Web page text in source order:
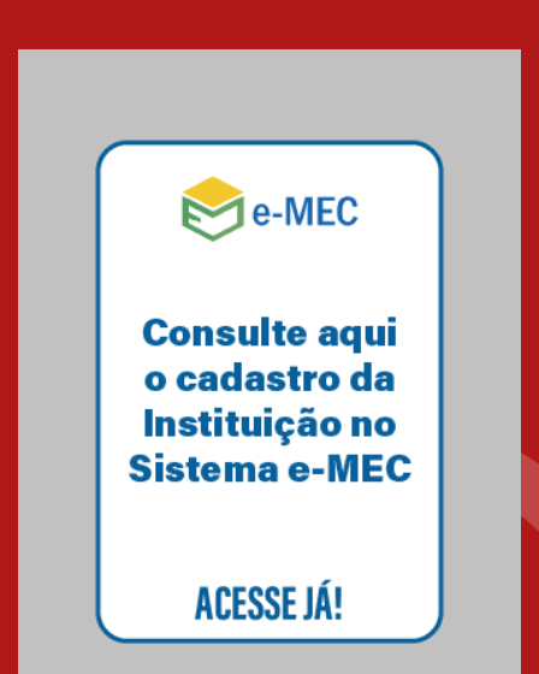
07.11.2024
Equipe de saltos ornamentais
do Mackenzie Brasília
Gravação do projeto “Mais de
31 mil vozes com a Palavra” é
realizado no Colégio
Mackenzie Brasília
25.10.2024
Brasília conquistam medalhas
em importantes competições
de Matemática
04.10.2024